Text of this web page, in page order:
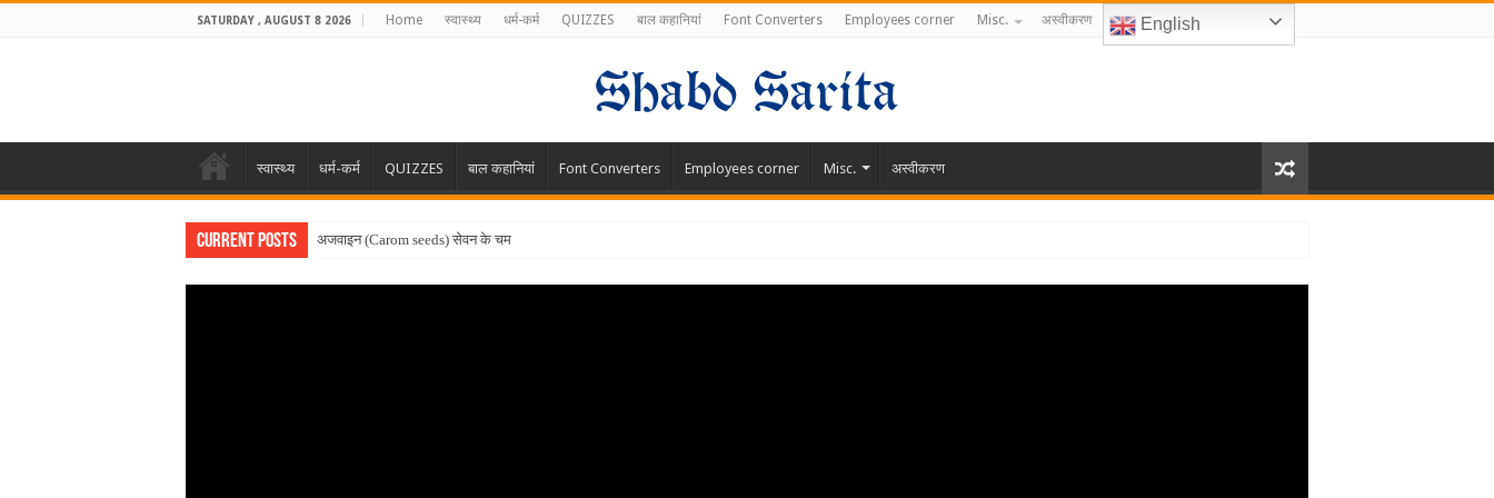
SATURDAY , AUGUST 8 2026 Home स्वास्थ्य धर्म-कर्म QUIZZES बाल कहानियां Font Converters Employees corner Misc. अस्वीकरण English
स्वास्थ्य धर्म-कर्म QUIZZES बाल कहानियां Font Converters Employees corner Misc. अस्वीकरण
Current Posts अजवाइन (Carom seeds) सेवन के चमत्कारिक फायदे